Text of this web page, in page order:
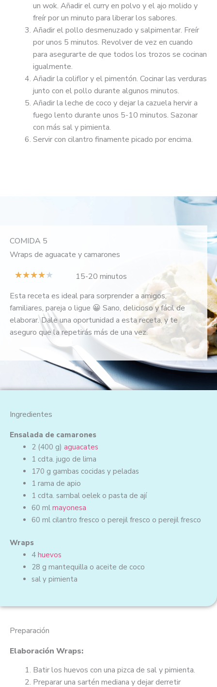
un wok. Añadir el curry en polvo y el ajo molido y
freír por un minuto para liberar los sabores.
Añadir el pollo desmenuzado y salpimentar. Freír
por unos 5 minutos. Revolver de vez en cuando
para asegurarte de que todos los trozos se cocinan
igualmente.
Añadir la coliflor y el pimentón. Cocinar las verduras
junto con el pollo durante algunos minutos.
Añadir la leche de coco y dejar la cazuela hervir a
fuego lento durante unos 5-10 minutos. Sazonar
con más sal y pimienta.
Servir con cilantro finamente picado por encima.
COMIDA 5
Wraps de aguacate y camarones
★★★★★
l
o
r
a
d
e
5
15-20 minutos
Esta receta es ideal para sorprender a amigos,
familiares, pareja o ligue 😀 Sano, delicioso y fácil de
elaborar. Dale una oportunidad a esta receta, y te
aseguro que la repetirás más de una vez.
Ingredientes
Ensalada de camarones
2 (400 g) aguacates
1 cdta. jugo de lima
170 g gambas cocidas y peladas
1 rama de apio
1 cdta. sambal oelek o pasta de ají
60 ml mayonesa
60 ml cilantro fresco o perejil fresco o perejil fresco
Wraps
4 huevos
28 g mantequilla o aceite de coco
sal y pimienta
Preparación
Elaboración Wraps:
Batir los huevos con una pizca de sal y pimienta.
Preparar una sartén mediana y dejar derretir